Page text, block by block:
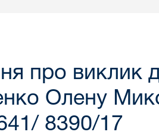
про виклик
Олену
8390/17